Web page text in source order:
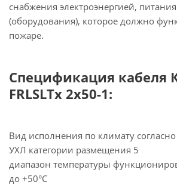
снабжения электроэнергией,
(оборудования), которое должно
пожаре.
Спецификация кабеля
FRLSLTx 2х50-1:
Вид исполнения по климату
УХЛ категории размещения 5
диапазон температуры
до +50°С